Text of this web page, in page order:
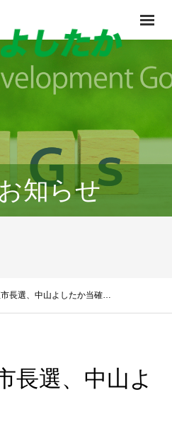
知らせ
長選、中山よしたか当確…
長選、中山よ